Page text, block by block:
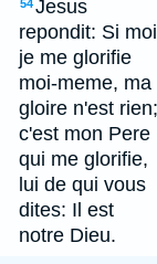
54Jesus
repondit: Si moi
je me glorifie
moi-meme, ma
gloire n'est rien;
c'est mon Pere
qui me glorifie,
lui de qui vous
dites: Il est
notre Dieu.